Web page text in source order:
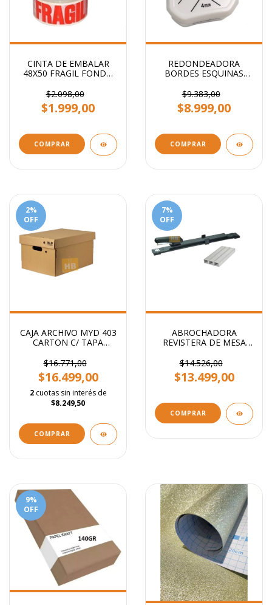
CINTA DE EMBALAR
48X50 FRAGIL FONDO
$2.098,00
$1.999,00
COMPRAR
REDONDEADORA
BORDES ESQUINAS
PRIMERA CALIDAD
$9.383,00
$8.999,00
COMPRAR
2%
OFF
CAJA ARCHIVO MYD 403
CARTON C/ TAPA
CM
$16.771,00
$16.499,00
2 cuotas sin interés de
$8.249,50
COMPRAR
7%
OFF
ABROCHADORA
REVISTERA DE MESA
$14.526,00
$13.499,00
9%
OFF